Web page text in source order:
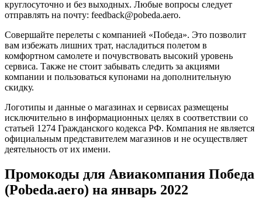
круглосуточно и без выходных. Любые вопросы следует
отправлять на почту: feedback@pobeda.aero.
Совершайте перелеты с компанией «Победа». Это позволит
вам избежать лишних трат, насладиться полетом в
комфортном самолете и почувствовать высокий уровень
сервиса. Также не стоит забывать следить за акциями
компании и пользоваться купонами на дополнительную
скидку.
Логотипы и данные о магазинах и сервисах размещены
исключительно в информационных целях в соответствии со
статьей 1274 Гражданского кодекса РФ. Компания не является
официальным представителем магазинов и не осуществляет
деятельность от их имени.
Промокоды для Авиакомпания Победа
(Pobeda.aero) на январь 2022